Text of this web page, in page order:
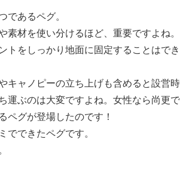
であるペグ。
材を使い分けるほど、重要ですよね。
トをしっかり地面に固定することはで
キャノピーの立ち上げも含めると設営
運ぶのは大変ですよね。女性なら尚更で
ペグが登場したのです！
でできたペグです。